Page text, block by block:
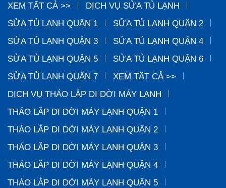
XEM TẤT CẢ >>
DỊCH VỤ SỬA TỦ LẠNH
SỬA TỦ LẠNH QUẬN 1
SỬA TỦ LẠNH QUẬN 2
SỬA TỦ LẠNH QUẬN 3
SỬA TỦ LẠNH QUẬN 4
SỬA TỦ LẠNH QUẬN 5
SỬA TỦ LẠNH QUẬN 6
SỬA TỦ LẠNH QUẬN 7
XEM TẤT CẢ >>
DỊCH VỤ THÁO LẮP DI DỜI MÁY LẠNH
THÁO LẮP DI DỜI MÁY LẠNH QUẬN 1
THÁO LẮP DI DỜI MÁY LẠNH QUẬN 2
THÁO LẮP DI DỜI MÁY LẠNH QUẬN 3
THÁO LẮP DI DỜI MÁY LẠNH QUẬN 4
THÁO LẮP DI DỜI MÁY LẠNH QUẬN 5